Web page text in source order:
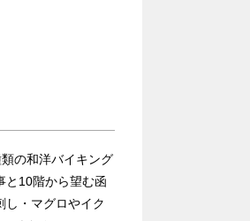
の和洋バイキング
と10階から望む函
し・マグロやイク